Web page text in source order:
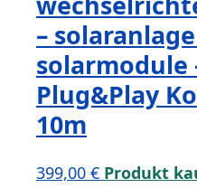
–
Plug&Play
10m
399,00 € Produkt